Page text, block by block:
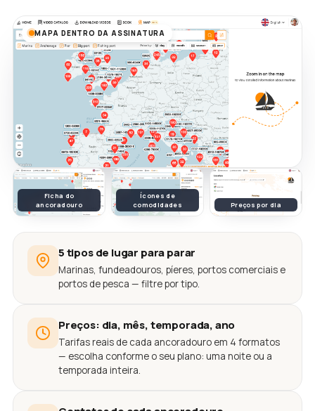
MAPA DENTRO DA ASSINATURA
Ficha do
ancoradouro
Ícones de
comodidades
Preços por dia
5 tipos de lugar para parar
Marinas, fundeadouros, píeres, portos comerciais e
portos de pesca — filtre por tipo.
Preços: dia, mês, temporada, ano
Tarifas reais de cada ancoradouro em 4 formatos
— escolha conforme o seu plano: uma noite ou a
temporada inteira.